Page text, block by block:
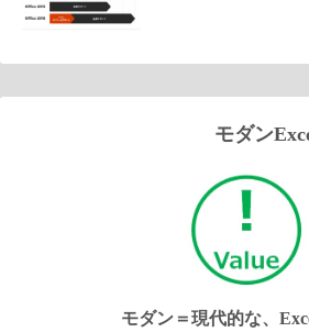
モダン
モダン＝現代的な、